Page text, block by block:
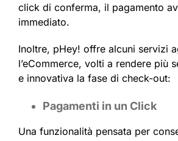
click di conferma, il pagamento
immediato.
Inoltre, pHey! offre alcuni servizi
l’eCommerce, volti a rendere più
e innovativa la fase di check-out:
Pagamenti in un Click
Una funzionalità pensata per